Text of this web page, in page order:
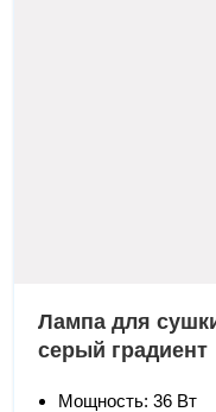
Лампа для
серый градиент
Мощность: 36 Вт